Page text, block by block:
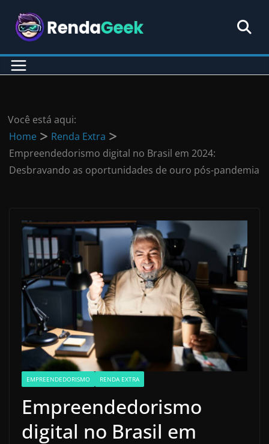
para
conteúdo
Você está aqui:
Home
Renda Extra
Empreendedorismo digital no Brasil em 2024:
Desbravando as oportunidades de ouro pós-pandemia
EMPREENDEDORISMO RENDA EXTRA
Empreendedorismo
digital no Brasil em